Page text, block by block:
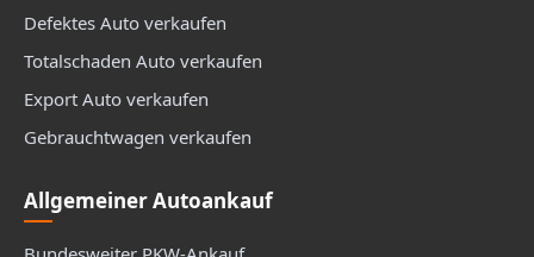
Defektes Auto verkaufen
Totalschaden Auto verkaufen
Export Auto verkaufen
Gebrauchtwagen verkaufen
Allgemeiner Autoankauf